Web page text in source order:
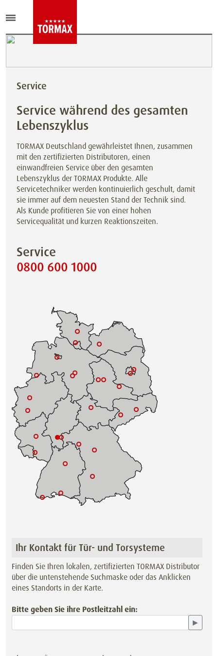
Service
Service während des gesamten
Lebenszyklus
TORMAX Deutschland gewährleistet Ihnen, zusammen
mit den zertifizierten Distributoren, einen
einwandfreien Service über den gesamten
Lebenszyklus der TORMAX Produkte. Alle
Servicetechniker werden kontinuierlich geschult, damit
sie immer auf dem neuesten Stand der Technik sind.
Als Kunde profitieren Sie von einer hohen
Servicequalität und kurzen Reaktionszeiten.
Service
0800 600 1000
Ihr Kontakt für Tür- und Torsysteme
Finden Sie Ihren lokalen, zertifizierten TORMAX Distributor
über die untenstehende Suchmaske oder das Anklicken
eines Standorts in der Karte.
Bitte geben Sie ihre Postleitzahl ein:
▶